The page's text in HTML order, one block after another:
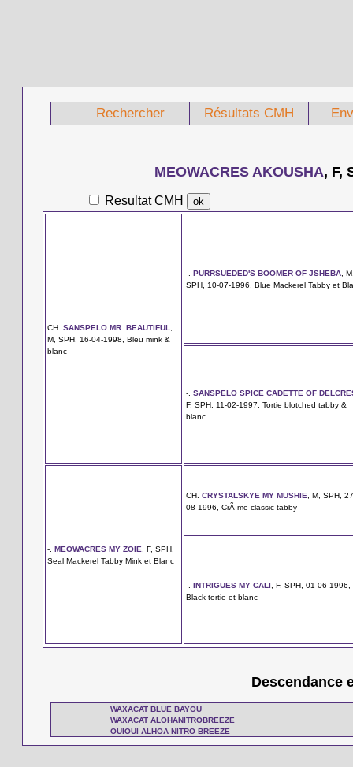
Rechercher Résultats CMH
MEOWACRES AKOUSHA, F,
Resultat CMH
CH. SANSPELO MR. BEAUTIFUL
M, SPH, 16-04-1998, Bleu mink &
blanc
-. PURRSUEDED'S BOOMER OF JSHEBA ,
SPH, 10-07-1996, Blue Mackerel Tabby et
-. SANSPELO SPICE CADETTE OF
F, SPH, 11-02-1997, Tortie blotched tabby &
blanc
-. MEOWACRES MY ZOIE , F, SPH,
Seal Mackerel Tabby Mink et Blanc
CH. CRYSTALSKYE MY MUSHIE , M, SPH,
08-1996, CrÃ¨me classic tabby
-. INTRIGUES MY CALI , F, SPH, 01-06-1996,
Black tortie et blanc
Descendance
WAXACAT BLUE BAYOU
WAXACAT ALOHANITROBREEZE
OUIOUI ALHOA NITRO BREEZE